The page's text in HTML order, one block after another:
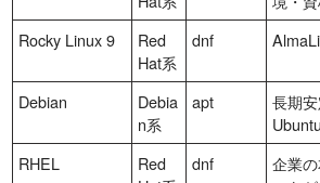
Rocky Linux 9
Red
Hat系
dnf
Debian
Debia
n系
apt
長期
RHEL
Red
dnf
企業